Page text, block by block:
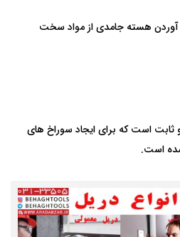
آوردن هسته جامدی از مواد سخت
است که برای ایجاد سوراخ های
است.